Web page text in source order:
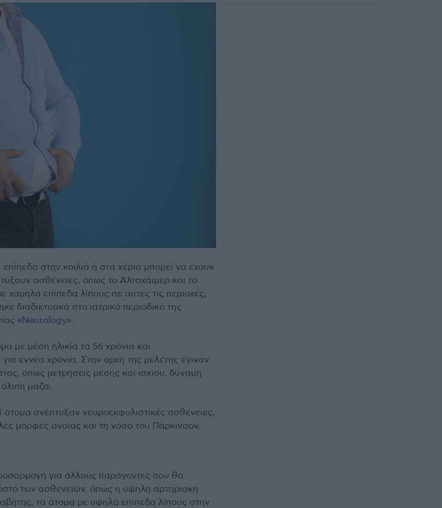
στην κοιλιά ή στα χέρια μπορεί να έχουν
ασθένειες, όπως το Αλτσχάιμερ και το
χαμηλά επίπεδα λίπους σε αυτές τις περιοχές,
διαδικτυακά στο ιατρικό περιοδικό της
« Neurology».
με μέση ηλικία τα 56 χρόνια και
εννέα χρόνια. Στην αρχή της μελέτης έγιναν
όπως μετρήσεις μέσης και ισχίου, δύναμη
μάζα.
άτομα ανέπτυξαν νευροεκφυλιστικές ασθένειες,
μορφές άνοιας και τη νόσο του Πάρκινσον.
για άλλους παράγοντες που θα
των ασθενειών, όπως η υψηλή αρτηριακή
τα άτομα με υψηλά επίπεδα λίπους στην